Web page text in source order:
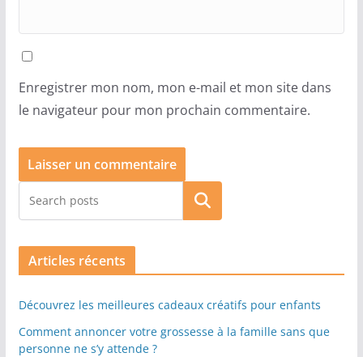
Enregistrer mon nom, mon e-mail et mon site dans
le navigateur pour mon prochain commentaire.
Rechercher
Articles récents
Découvrez les meilleures cadeaux créatifs pour enfants
Comment annoncer votre grossesse à la famille sans que
personne ne s’y attende ?